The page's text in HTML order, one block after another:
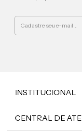
INSTITUCIONAL
CENTRAL DE